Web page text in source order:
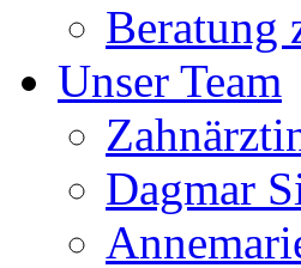
Beratung
Unser Team
Dagmar